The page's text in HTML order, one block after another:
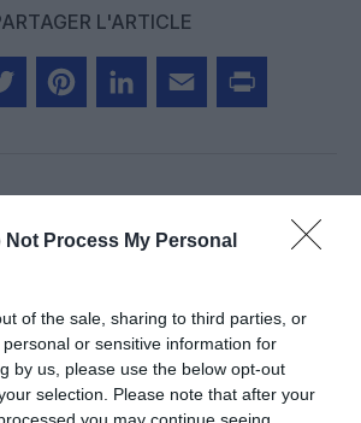
Not Process My Personal
of the sale, sharing to third parties, or
or sensitive information for
by us, please use the below opt-out
selection. Please note that after your
L'ARTICLE
commentaire !
FAIRE UN DON